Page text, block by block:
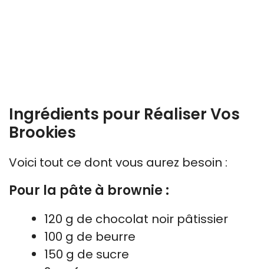
Ingrédients pour Réaliser Vos
Brookies
Voici tout ce dont vous aurez besoin :
Pour la pâte à brownie :
120 g de chocolat noir pâtissier
100 g de beurre
150 g de sucre